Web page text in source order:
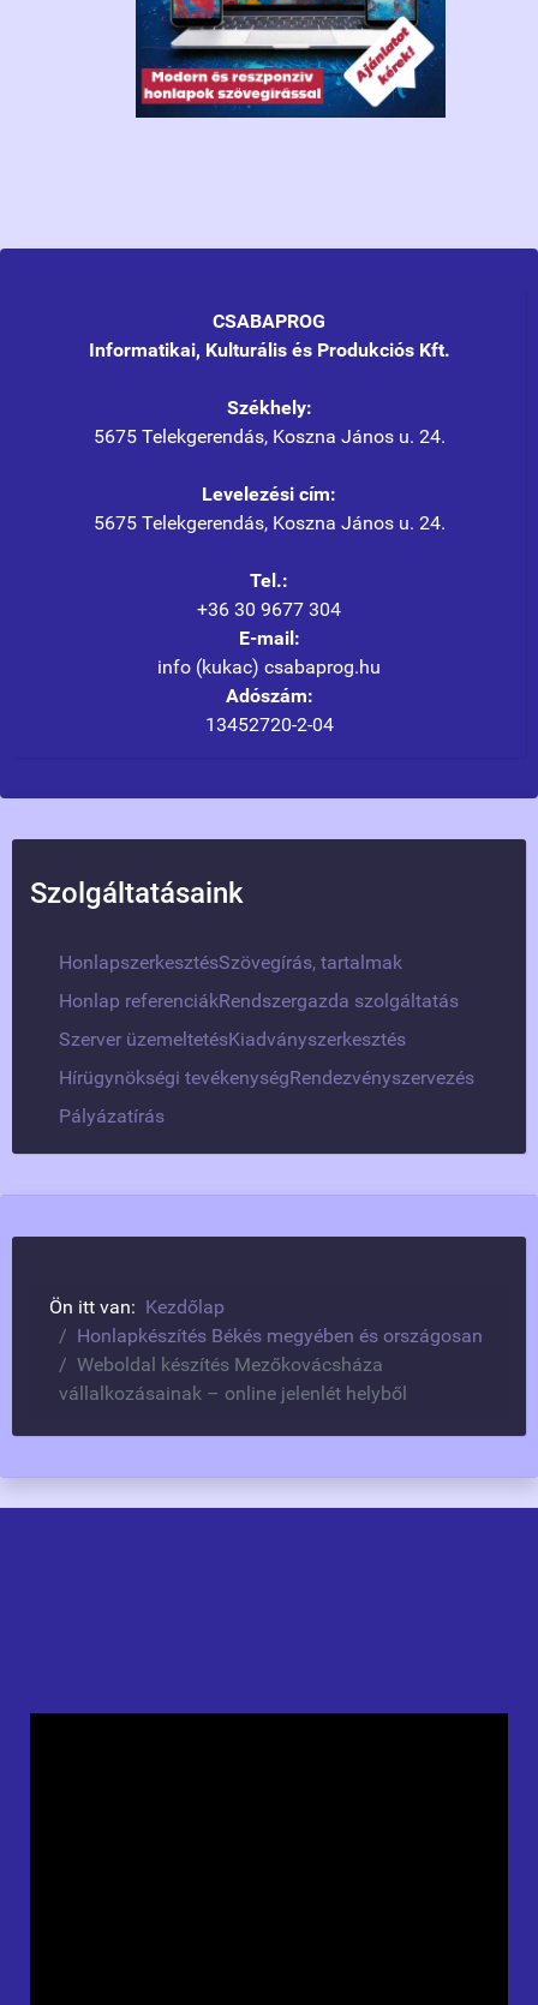
CSABAPROG
Informatikai, Kulturális és Produkciós Kft.
Székhely:
5675 Telekgerendás, Koszna János u. 24.
Levelezési cím:
5675 Telekgerendás, Koszna János u. 24.
Tel.:
+36 30 9677 304
E-mail:
info (kukac) csabaprog.hu
Adószám:
13452720-2-04
Szolgáltatásaink
HonlapszerkesztésSzövegírás, tartalmak
Honlap referenciákRendszergazda szolgáltatás
Szerver üzemeltetésKiadványszerkesztés
Hírügynökségi tevékenységRendezvényszervezés
Pályázatírás
Ön itt van: Kezdőlap
Honlapkészítés Békés megyében és országosan
Weboldal készítés Mezőkovácsháza
vállalkozásainak – online jelenlét helyből